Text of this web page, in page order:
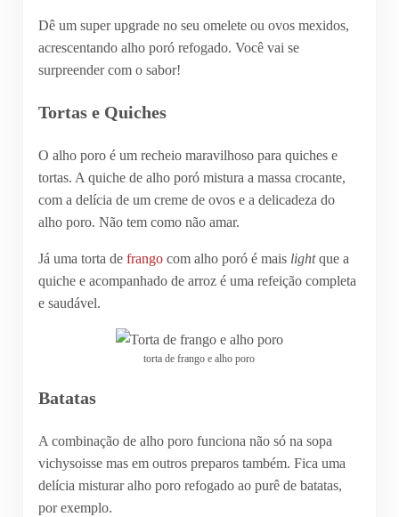
Dê um super upgrade no seu omelete ou ovos mexidos,
acrescentando alho poró refogado. Você vai se
surpreender com o sabor!
Tortas e Quiches
O alho poro é um recheio maravilhoso para quiches e
tortas. A quiche de alho poró mistura a massa crocante,
com a delícia de um creme de ovos e a delicadeza do
alho poro. Não tem como não amar.
Já uma torta de frangocom alho poró é maislightque a
quiche e acompanhado de arroz é uma refeição completa
e saudável.
torta de frango e alho poro
Batatas
A combinação de alho poro funciona não só na sopa
vichysoisse mas em outros preparos também. Fica uma
delícia misturar alho poro refogado ao purê de batatas,
por exemplo.